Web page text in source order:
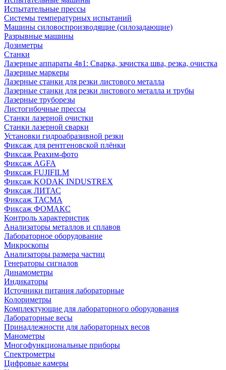
Испытательные прессы
Системы температурных испытаний
Машины силовоспроизводящие (силозадающие)
Разрывные машины
Дозиметры
Станки
Лазерные аппараты 4в1: Сварка, зачистка шва, резка, очистка
Лазерные маркеры
Лазерные станки для резки листового металла
Лазерные станки для резки листового металла и трубы
Лазерные труборезы
Листогибочные прессы
Станки лазерной очистки
Станки лазерной сварки
Установки гидроабразивной резки
Фиксаж для рентгеновской плёнки
Фиксаж Реахим-фото
Фиксаж AGFA
Фиксаж FUJIFILM
Фиксаж KODAK INDUSTREX
Фиксаж ЛИТАС
Фиксаж ТАСМА
Фиксаж ФОМАКС
Контроль характеристик
Анализаторы металлов и сплавов
Лабораторное оборудование
Микроскопы
Анализаторы размера частиц
Генераторы сигналов
Динамометры
Индикаторы
Источники питания лабораторные
Колориметры
Комплектующие для лабораторного оборудования
Лабораторные весы
Принадлежности для лабораторных весов
Манометры
Многофункциональные приборы
Спектрометры
Цифровые камеры